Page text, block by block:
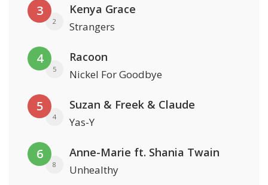
3
2
Kenya Grace
Strangers
4
5
Racoon
Nickel For Goodbye
5
4
Suzan & Freek & Claude
Yas-Y
6
8
Anne-Marie ft. Shania Twain
Unhealthy